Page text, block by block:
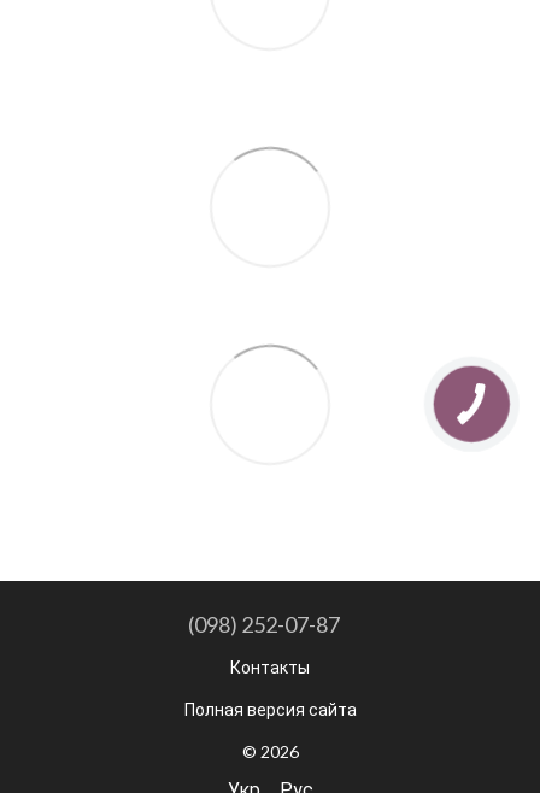
(098) 252-07-87
Контакты
Полная версия сайта
© 2026